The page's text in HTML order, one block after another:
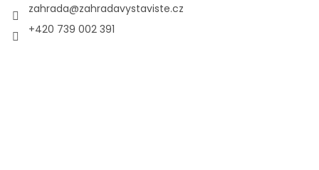
zahrada@zahradavystaviste.cz
+420 739 002 391